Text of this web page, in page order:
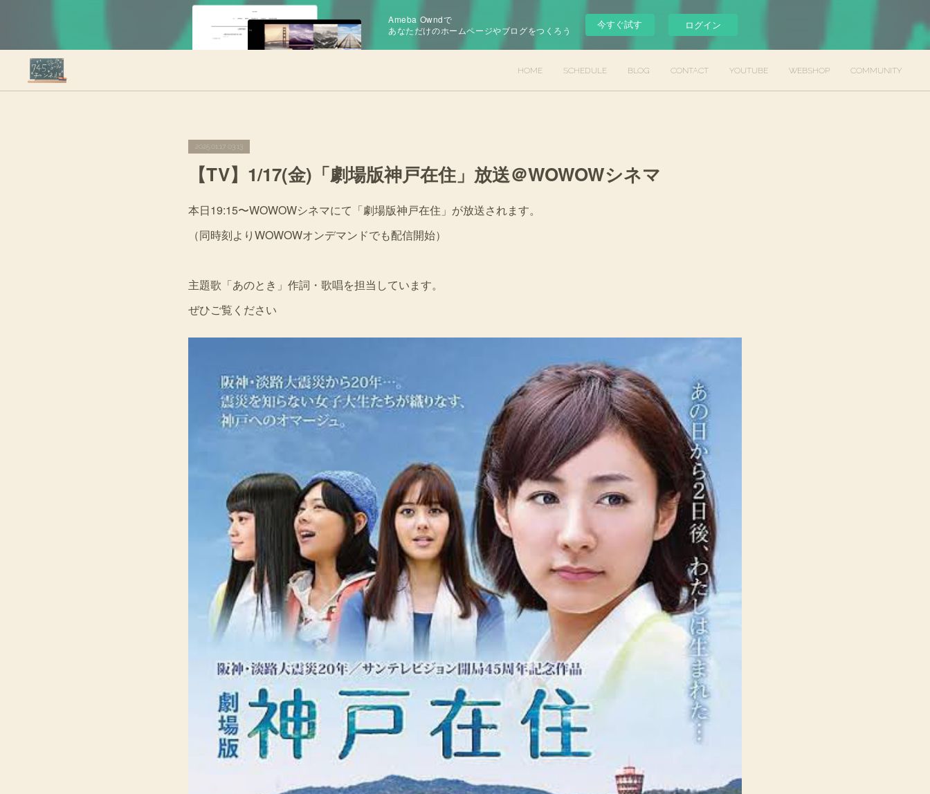
Ameba Owndで
あなただけのホームページやブログをつくろう
今すぐ試す ログイン
HOME SCHEDULE BLOG CONTACT YOUTUBE WEBSHOP COMMUNITY
2025.01.17 03:13
【TV】1/17(金)「劇場版神戸在住」放送＠WOWOWシネマ
本日19:15〜WOWOWシネマにて「劇場版神戸在住」が放送されます。
（同時刻よりWOWOWオンデマンドでも配信開始）
主題歌「あのとき」作詞・歌唱を担当しています。
ぜひご覧ください